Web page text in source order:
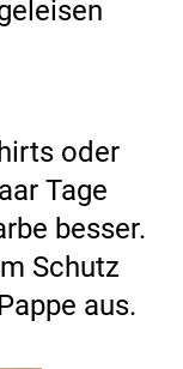
oder
Tage
besser.
Schutz
aus.